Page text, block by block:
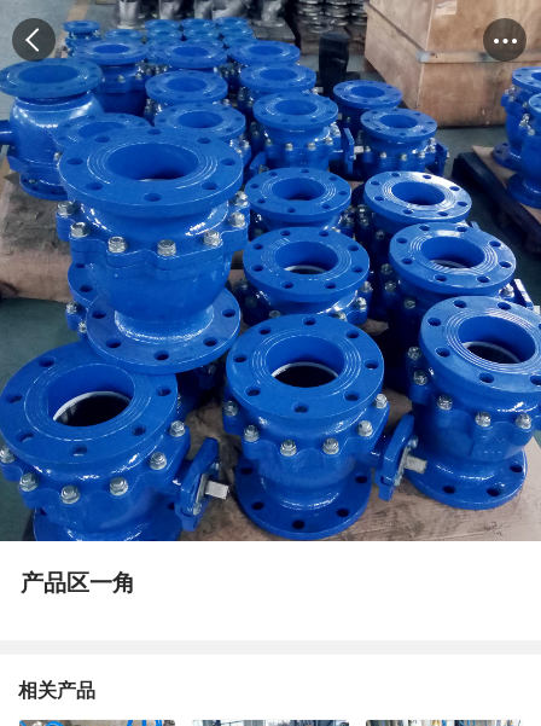
产品区一角
相关产品